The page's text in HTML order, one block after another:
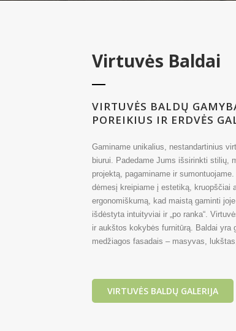
Virtuvės Baldai
VIRTUVĖS BALDŲ
POREIKIUS IR ERDVĖS
Gaminame unikalius, nestandartinius
biurui. Padedame Jums išsirinkti stilių,
projektą, pagaminame ir
dėmesį kreipiame į estetiką, kruopščiai
ergonomiškumą, kad maistą gaminti
išdėstyta intuityviai ir „po ranka“.
ir aukštos kokybės furnitūrą. Baldai
medžiagos fasadais – masyvas,
VIRTUVĖS BALDŲ GALERIJA